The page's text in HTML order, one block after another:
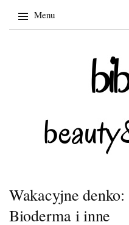
Menu
Wakacyjne
Bioderma i inne